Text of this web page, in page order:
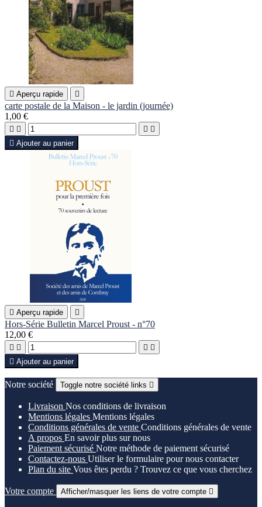
 Aperçu rapide 
carte postale de la Maison - le jardin (journée)
1,00 €
   
 Ajouter au panier
 Aperçu rapide 
Hors-Série Bulletin Marcel Proust - n°70
12,00 €
   
 Ajouter au panier
Notre société Toggle notre société links 
Livraison Nos conditions de livraison
Mentions légales Mentions légales
Conditions générales de vente Conditions générales de vente
A propos En savoir plus sur nous
Paiement sécurisé Notre méthode de paiement sécurisé
Contactez-nous Utiliser le formulaire pour nous contacter
Plan du site Vous êtes perdu ? Trouvez ce que vous cherchez
Votre compte Afficher/masquer les liens de votre compte 